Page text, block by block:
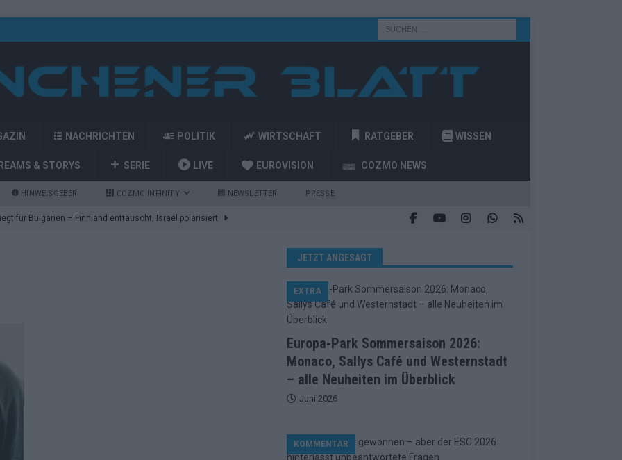
NACHRICHTEN POLITIK WIRTSCHAFT RATGEBER WISSEN
& STORYS SERIE LIVE EUROVISION COZMO NEWS
HINWEISGEBER COZMO INFINITY NEWSLETTER PRESSE
für Bulgarien – Finnland enttäuscht, Israel polarisiert
Eröffnung, Eurovision-Allstars und Parov Stelar als Interval
Finale-Check – alle 25 Acts und ihre Siegchancen
der ESC in 70 Jahren sein Abstimmungssystem immer wieder
alle 26 Finalteilnehmer für den großen Abend in Wien
JETZT ANGESAGT
Europa-Park Sommersaison 2026:
Monaco, Sallys Café und Westernstadt
– alle Neuheiten im Überblick
EXTRA
Juni 2026
KOMMENTAR